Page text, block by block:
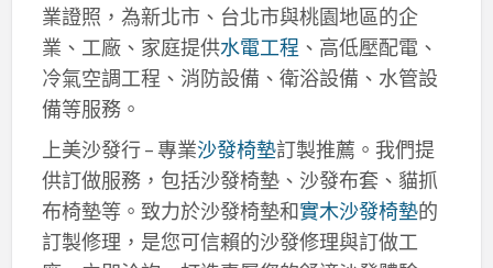
業證照，為新北市、台北市與桃園地區的企
業、工廠、家庭提供水電工程 、高低壓配電、
冷氣空調工程、消防設備、衛浴設備、水管設
備等服務。
上美沙發行 – 專業沙發椅墊訂製推薦。我們提
供訂做服務，包括沙發椅墊、沙發布套、貓抓
布椅墊等。致力於沙發椅墊和實木沙發椅墊的
訂製修理，是您可信賴的沙發修理與訂做工